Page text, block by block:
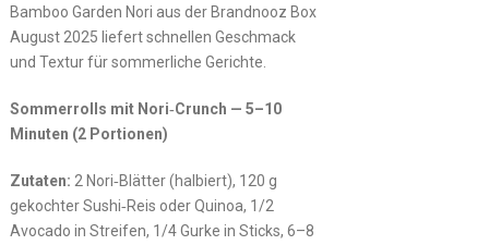
Bamboo Garden Nori aus der Brandnooz Box
August 2025 liefert schnellen Geschmack
und Textur für sommerliche Gerichte.
Sommerrolls mit Nori‑Crunch — 5–10
Minuten (2 Portionen)
Zutaten: 2 Nori‑Blätter (halbiert), 120 g
gekochter Sushi‑Reis oder Quinoa, 1/2
Avocado in Streifen, 1/4 Gurke in Sticks, 6–8